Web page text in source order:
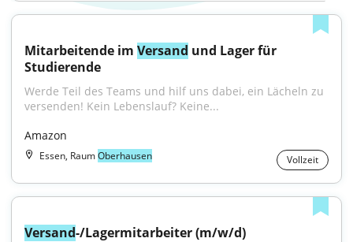
Mitarbeitende im Versand und Lager für
Studierende
Werde Teil des Teams und hilf uns dabei, ein Lächeln zu
versenden! Kein Lebenslauf? Keine...
Amazon
Essen, RaumOberhausen Vollzeit
Versand-/Lagermitarbeiter (m/w/d)